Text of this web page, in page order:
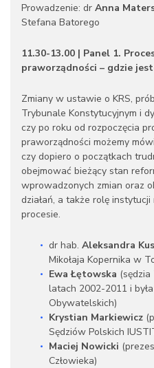
Prowadzenie: dr Anna
Stefana Batorego
11.30-13.00 | Panel 1.
praworządności – gdzie
Zmiany w ustawie o KRS,
Trybunale Konstytucyjnym i
czy po roku od rozpoczęcia
praworządności możemy
czy dopiero o początkach
obejmować bieżący stan
wprowadzonych zmian oraz
działań, a także rolę
procesie.
dr hab. Aleksandra
Mikołaja Kopernika w
Ewa Łętowska
latach 2002-2011 i
Obywatelskich)
Krystian Markiewicz
Sędziów Polskich
Maciej Nowicki
Człowieka)